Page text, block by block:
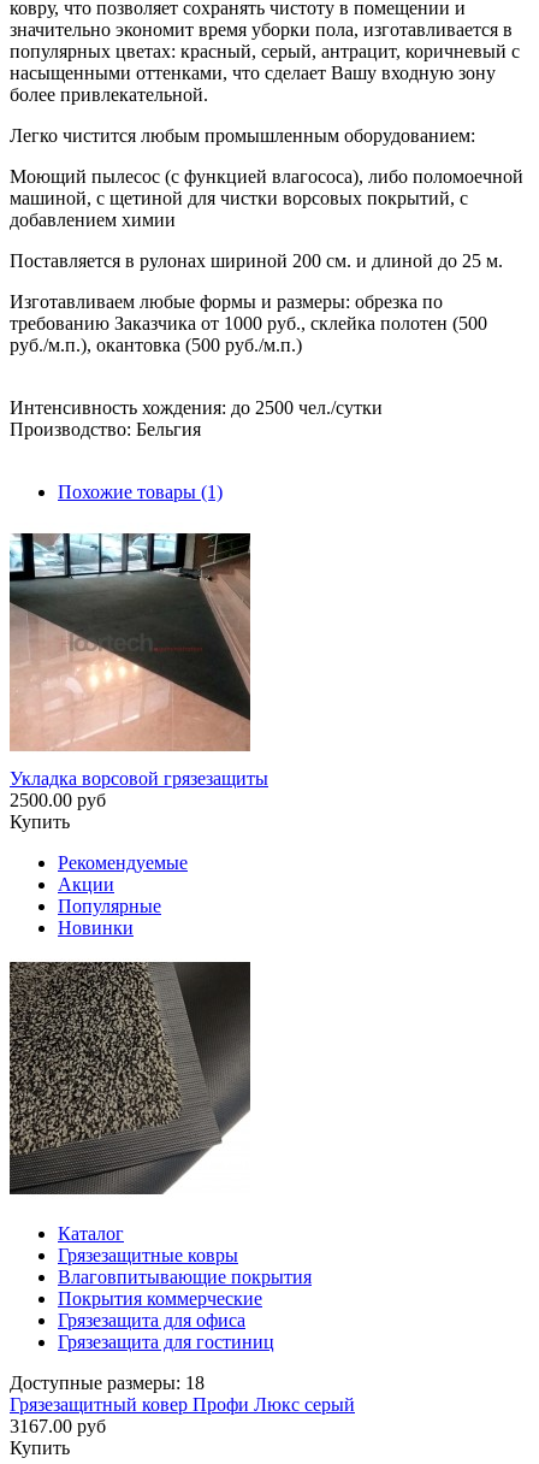
ковру, что позволяет сохранять чистоту в помещении и
значительно экономит время уборки пола, изготавливается в
популярных цветах: красный, серый, антрацит, коричневый с
насыщенными оттенками, что сделает Вашу входную зону
более привлекательной.
Легко чистится любым промышленным оборудованием:
Моющий пылесос (с функцией влагососа), либо поломоечной
машиной, с щетиной для чистки ворсовых покрытий, с
добавлением химии
Поставляется в рулонах шириной 200 см. и длиной до 25 м.
Изготавливаем любые формы и размеры: обрезка по
требованию Заказчика от 1000 руб., склейка полотен (500
руб./м.п.), окантовка (500 руб./м.п.)
Интенсивность хождения: до 2500 чел./сутки
Производство: Бельгия
Похожие товары (1)
Укладка ворсовой грязезащиты
2500.00 руб
Купить
Рекомендуемые
Акции
Популярные
Новинки
Каталог
Грязезащитные ковры
Влаговпитывающие покрытия
Покрытия коммерческие
Грязезащита для офиса
Грязезащита для гостиниц
Доступные размеры: 18
Грязезащитный ковер Профи Люкс серый
3167.00 руб
Купить